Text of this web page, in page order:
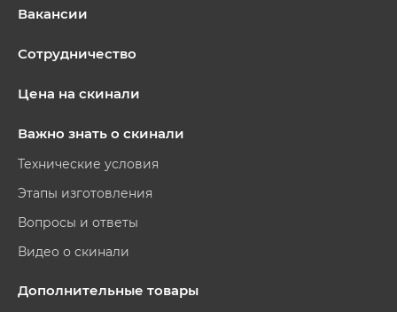
Вакансии
Сотрудничество
Цена на скинали
Важно знать о скинали
Технические условия
Этапы изготовления
Вопросы и ответы
Видео о скинали
Дополнительные товары